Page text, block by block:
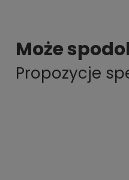
Może
Propozycje